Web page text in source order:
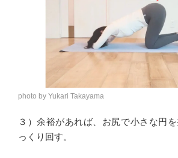
photo by Yukari Takayama
３）余裕があれば、お尻で小さな円
っくり回す。